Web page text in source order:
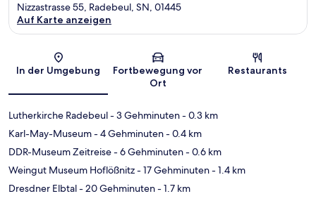
Karte
Nizzastrasse 55, Radebeul, SN, 01445
Auf Karte anzeigen
In der Umgebung
Fortbewegung vor
Ort
Restaurants
Lutherkirche Radebeul- 3 Gehminuten- 0.3 km
Karl-May-Museum- 4 Gehminuten- 0.4 km
DDR-Museum Zeitreise- 6 Gehminuten- 0.6 km
Weingut Museum Hoflößnitz- 17 Gehminuten- 1.4 km
Dresdner Elbtal- 20 Gehminuten- 1.7 km